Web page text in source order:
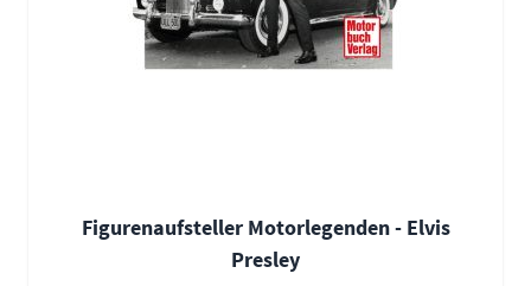
Figurenaufsteller Motorlegenden - Elvis
Presley